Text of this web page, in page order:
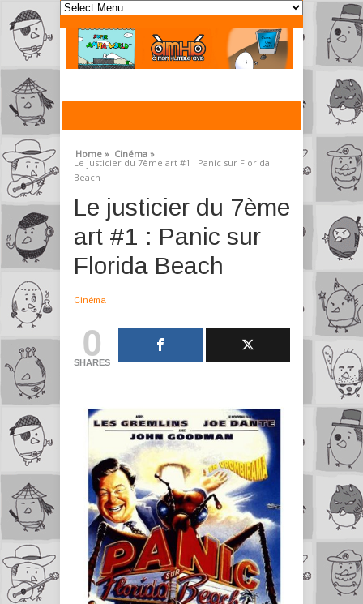
Home » Cinéma »
Le justicier du 7ème art #1 : Panic sur Florida
Beach
Le justicier du 7ème
art #1 : Panic sur
Florida Beach
Cinéma
0
SHARES